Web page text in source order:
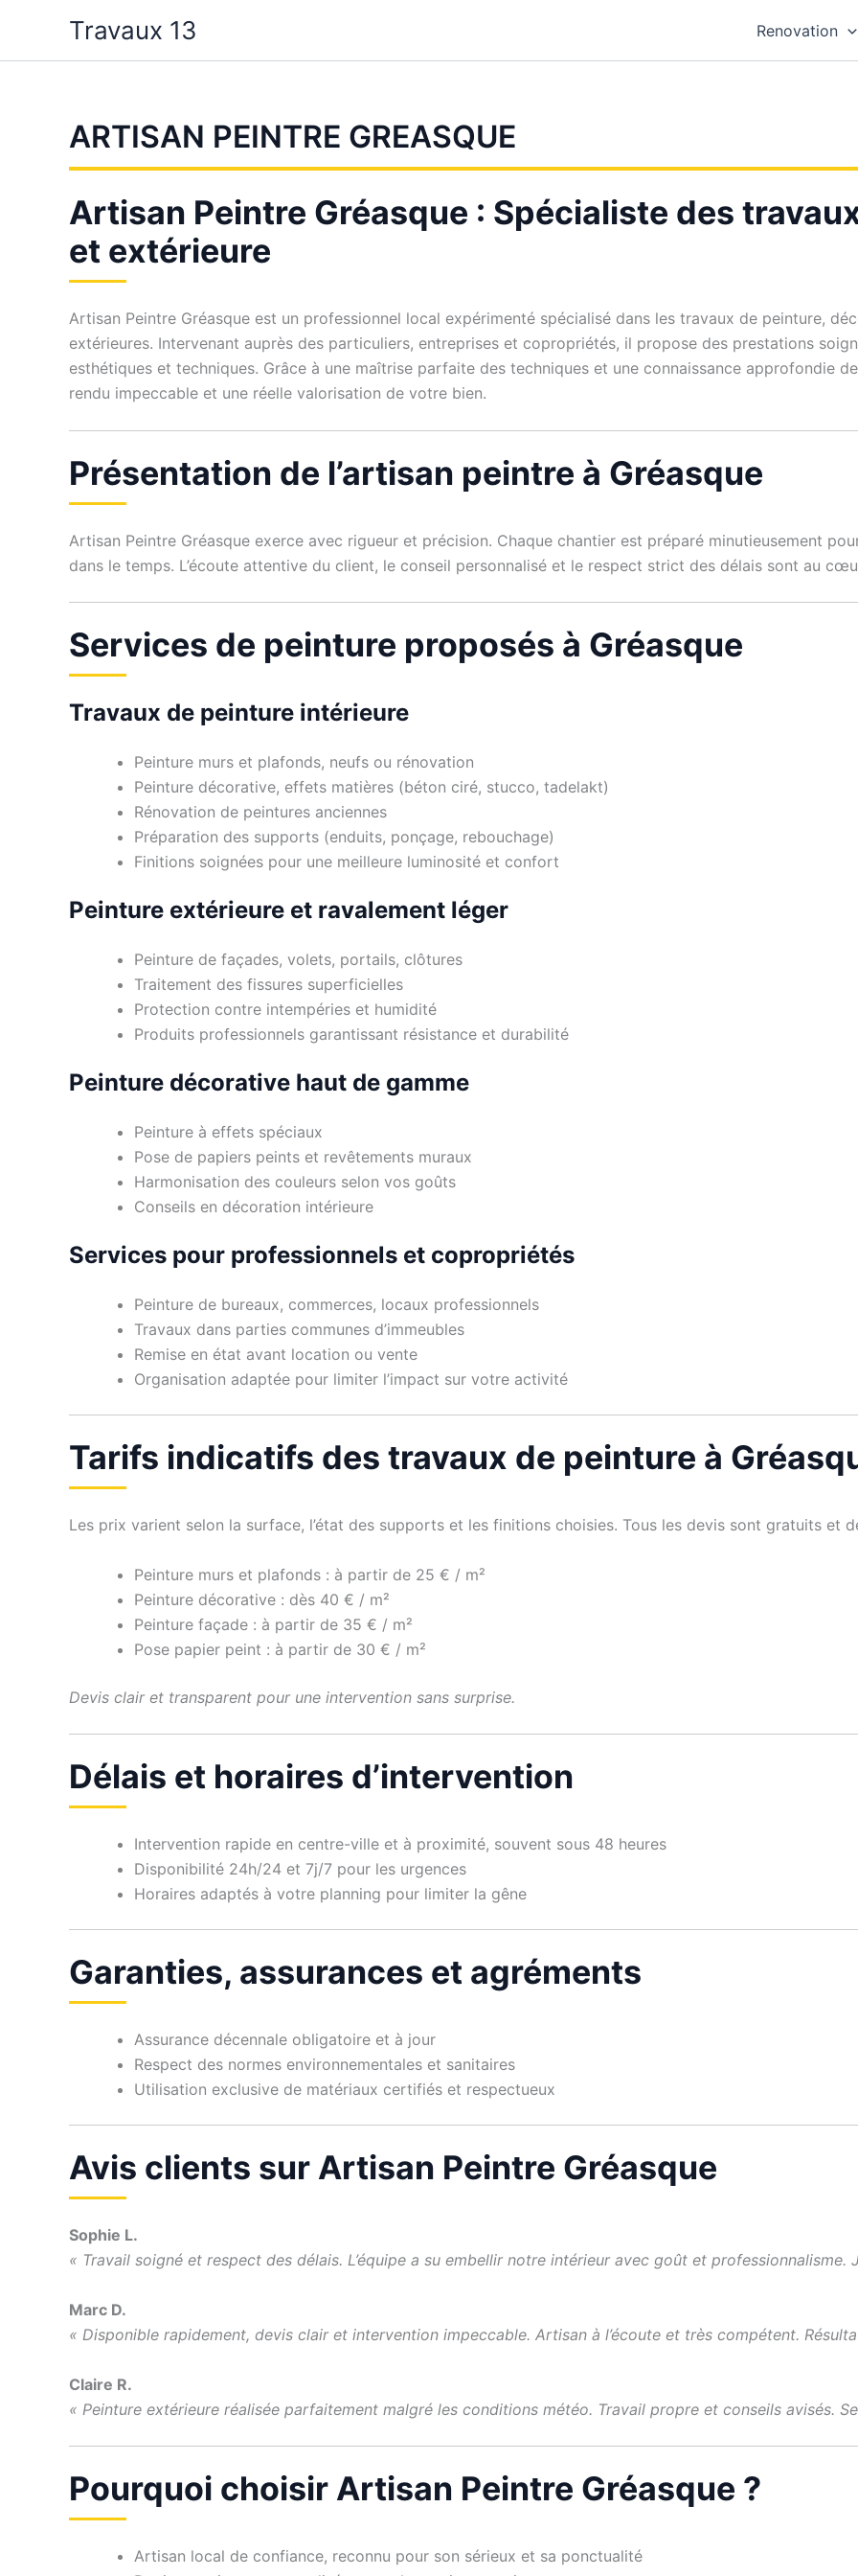
contenu
Travaux 13 Renovation
ARTISAN PEINTRE GREASQUE
Artisan Peintre Gréasque : Spécialiste des
et extérieure
Artisan Peintre Gréasque est un professionnel local expérimenté spécialisé dans les travaux de peinture,
extérieures. Intervenant auprès des particuliers, entreprises et copropriétés, il propose des prestations
esthétiques et techniques. Grâce à une maîtrise parfaite des techniques et une connaissance approfondie
rendu impeccable et une réelle valorisation de votre bien.
Présentation de l’artisan peintre à Gréasque
Artisan Peintre Gréasque exerce avec rigueur et précision. Chaque chantier est préparé minutieusement
dans le temps. L’écoute attentive du client, le conseil personnalisé et le respect strict des délais sont au
Services de peinture proposés à Gréasque
Travaux de peinture intérieure
Peinture murs et plafonds, neufs ou rénovation
Peinture décorative, effets matières (béton ciré, stucco, tadelakt)
Rénovation de peintures anciennes
Préparation des supports (enduits, ponçage, rebouchage)
Finitions soignées pour une meilleure luminosité et confort
Peinture extérieure et ravalement léger
Peinture de façades, volets, portails, clôtures
Traitement des fissures superficielles
Protection contre intempéries et humidité
Produits professionnels garantissant résistance et durabilité
Peinture décorative haut de gamme
Peinture à effets spéciaux
Pose de papiers peints et revêtements muraux
Harmonisation des couleurs selon vos goûts
Conseils en décoration intérieure
Services pour professionnels et copropriétés
Peinture de bureaux, commerces, locaux professionnels
Travaux dans parties communes d’immeubles
Remise en état avant location ou vente
Organisation adaptée pour limiter l’impact sur votre activité
Tarifs indicatifs des travaux de peinture à
Les prix varient selon la surface, l’état des supports et les finitions choisies. Tous les devis sont gratuits et
Peinture murs et plafonds : à partir de 25 € / m²
Peinture décorative : dès 40 € / m²
Peinture façade : à partir de 35 € / m²
Pose papier peint : à partir de 30 € / m²
Devis clair et transparent pour une intervention sans surprise.
Délais et horaires d’intervention
Intervention rapide en centre-ville et à proximité, souvent sous 48 heures
Disponibilité 24h/24 et 7j/7 pour les urgences
Horaires adaptés à votre planning pour limiter la gêne
Garanties, assurances et agréments
Assurance décennale obligatoire et à jour
Respect des normes environnementales et sanitaires
Utilisation exclusive de matériaux certifiés et respectueux
Avis clients sur Artisan Peintre Gréasque
Sophie L.
« Travail soigné et respect des délais. L’équipe a su embellir notre intérieur avec goût et professionnalisme.
Marc D.
« Disponible rapidement, devis clair et intervention impeccable. Artisan à l’écoute et très compétent.
Claire R.
« Peinture extérieure réalisée parfaitement malgré les conditions météo. Travail propre et conseils avisés.
Pourquoi choisir Artisan Peintre Gréasque ?
Artisan local de confiance, reconnu pour son sérieux et sa ponctualité